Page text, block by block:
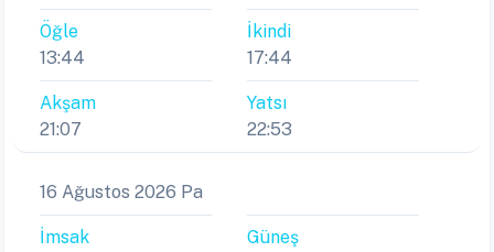
Öğle
13:44
İkindi
17:44
Akşam
21:07
Yatsı
22:53
16 Ağustos 2026 Pa
İmsak
Güneş